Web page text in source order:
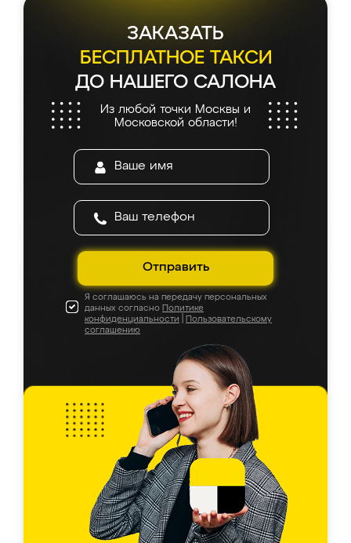
ЗАКАЗАТЬ
БЕСПЛАТНОЕ ТАКСИ
ДО НАШЕГО САЛОНА
Из любой точки Москвы и
Московской области!
Отправить
Я соглашаюсь на передачу персональных
данных согласно Политике
конфиденциальности
Пользовательскому
соглашению